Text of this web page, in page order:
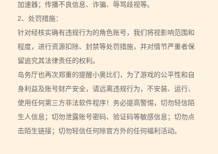
加速器；传播不良信息、诈骗、辱骂歧视等。
2、处罚措施：
针对经核实确有违规行为的角色账号，我们将视影响范围和
程度，进行资源扣除、封禁等处罚措施，并对情节严重者保
留追究其法律责任的权利。
岛务厅也再次郑重的提醒小奥比们，为了游戏的公平性和自
身利益及账号财产安全，请远离违规行为，不安装、运行、
使用任何第三方非法软件程序！务必提高警惕，切勿轻信陌
生人信息；切勿泄露账号密码、验证码等敏感信息；切勿点
击陌生链接；切勿轻信任何除官方外的任何福利活动。